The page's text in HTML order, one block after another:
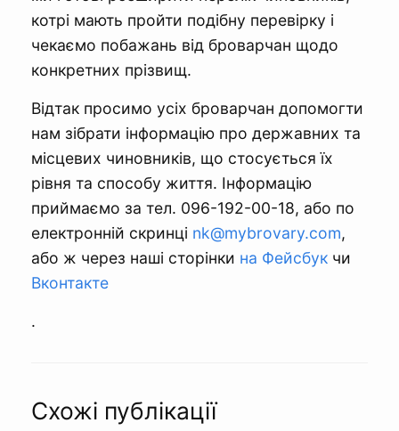
котрі мають пройти подібну перевірку і
чекаємо побажань від броварчан щодо
конкретних прізвищ.
Відтак просимо усіх броварчан допомогти
нам зібрати інформацію про державних та
місцевих чиновників, що стосується їх
рівня та способу життя. Інформацію
приймаємо за тел. 096-192-00-18, або по
електронній скринці nk@mybrovary.com,
або ж через наші сторінки на Фейсбук чи
Вконтакте
.
Схожі публікації